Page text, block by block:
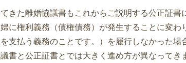
た離婚協議書もこれからご説明する公正証書
に権利義務（債権債務）が発生することに変わ
支払う義務のことです。）を履行しなかった場
書と公正証書とでは大きく進め方が異なってき